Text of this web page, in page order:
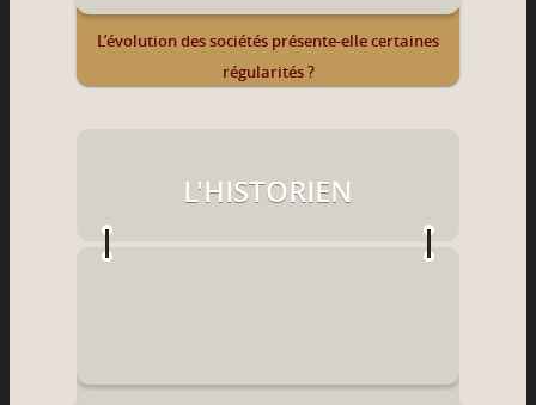
L’évolution des sociétés présente-elle certaines
régularités ?
L'HISTORIEN